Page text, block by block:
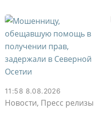
11:58 8.08.2026
Новости, Пресс релизы